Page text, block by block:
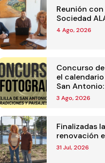
Reunión
Sociedad
4 Ago, 2026
Concurso
el
San
paisajes»
3 Ago, 2026
Finalizadas
renovación
31 Jul, 2026